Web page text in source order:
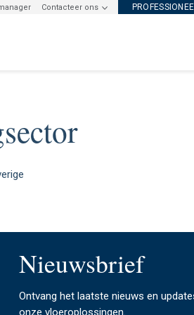
Contacteer ons
Nieuwsbrief
Ontvang het laatste nieuws en
onze vloeroplossingen.